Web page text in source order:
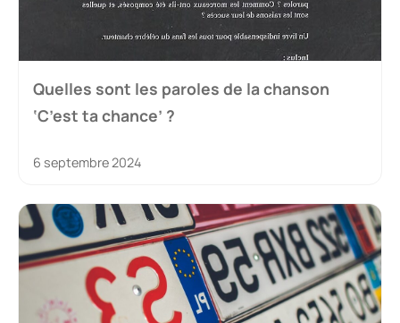
Quelles sont les paroles de la chanson
‘C’est ta chance’ ?
6 septembre 2024